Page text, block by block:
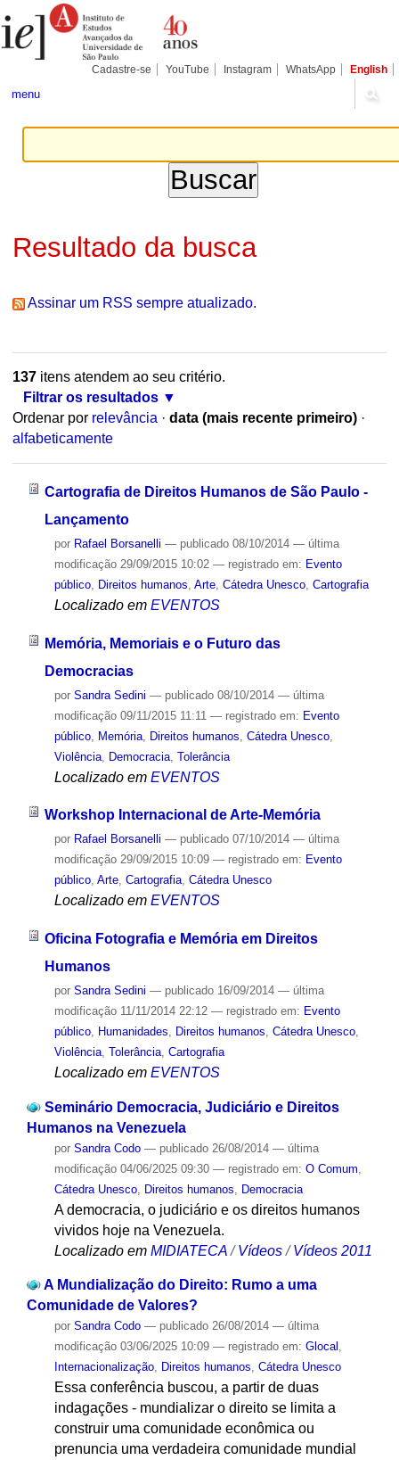
para
conteúdo.
Pessoais
Cadastre-se YouTube Instagram WhatsApp English
menu
Resultado da busca
Assinar um RSS sempre atualizado.
137itens atendem ao seu critério.
Filtrar os resultados
Ordenar por relevância · data (mais recente primeiro) ·
alfabeticamente
Cartografia de Direitos Humanos de São Paulo -
Lançamento
por Rafael Borsanelli — publicado08/10/2014 — última
modificação29/09/2015 10:02 — registrado em: Evento
público, Direitos humanos Arte, Cátedra Unesco, Cartografia
Localizado em EVENTOS
Memória, Memoriais e o Futuro das
Democracias
por Sandra Sedini — publicado08/10/2014 — última
modificação09/11/2015 11:11 — registrado em: Evento
público, Memória, Direitos humanos Cátedra Unesco,
Violência, Democracia, Tolerância
Localizado em EVENTOS
Workshop Internacional de Arte-Memória
por Rafael Borsanelli — publicado07/10/2014 — última
modificação29/09/2015 10:09 — registrado em: Evento
público, Arte, Cartografia, Cátedra Unesco
Localizado em EVENTOS
Oficina Fotografia e Memória em Direitos
Humanos
por Sandra Sedini — publicado16/09/2014 — última
modificação11/11/2014 22:12 — registrado em: Evento
público, Humanidades, Direitos humanos, Cátedra Unesco,
Violência, Tolerância, Cartografia
Localizado em EVENTOS
Seminário Democracia, Judiciário e Direitos
Humanos na Venezuela
por Sandra Codo — publicado26/08/2014 — última
modificação04/06/2025 09:30 — registrado em: O Comum
Cátedra Unesco, Direitos humanos Democracia
A democracia, o judiciário e os direitos humanos
vividos hoje na Venezuela.
Localizado em MIDIATECA /Vídeos /Vídeos 2011
A Mundialização do Direito: Rumo a uma
Comunidade de Valores?
por Sandra Codo — publicado26/08/2014 — última
modificação03/06/2025 10:09 — registrado em: Glocal ,
Internacionalização, Direitos humanos, Cátedra Unesco
Essa conferência buscou, a partir de duas
indagações - mundializar o direito se limita a
construir uma comunidade econômica ou
prenuncia uma verdadeira comunidade mundial